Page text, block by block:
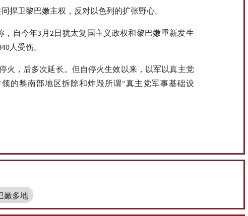
捍卫黎巴嫩主权，反对以色列的扩张野心。
自今年3月2日犹太复国主义政权和黎巴嫩重新发生
人受伤。
火，后多次延长。但自停火生效以来，以军以真主党
的黎南部地区拆除和炸毁所谓“真主党军事基础设
嫩多地